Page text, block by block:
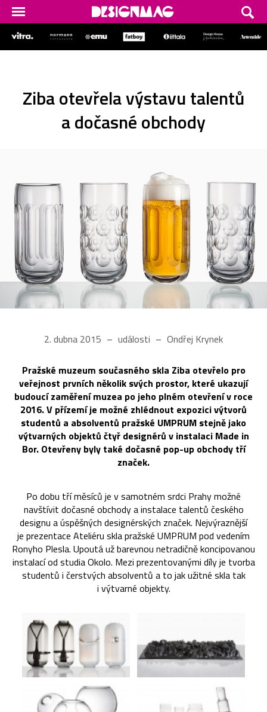
Ziba otevřela výstavu talentů
a dočasné obchody
2. dubna 2015 události Ondřej Krynek
Pražské muzeum současného skla Ziba otevřelo pro
veřejnost prvních několik svých prostor, které ukazují
budoucí zaměření muzea po jeho plném otevření v roce
2016. V přízemí je možné zhlédnout expozici výtvorů
studentů a absolventů pražské UMPRUM stejně jako
výtvarných objektů čtyř designérů v instalaci Made in
Bor. Otevřeny byly také dočasné pop-up obchody tří
značek.
Po dobu tří měsíců je v samotném srdci Prahy možné
navštívit dočasné obchody a instalace talentů českého
designu a úspěšných designérských značek. Nejvýraznější
je prezentace Ateliéru skla pražské UMPRUM pod vedením
Ronyho Plesla. Upoutá už barevnou netradičně koncipovanou
instalací od studia Okolo. Mezi prezentovanými díly je tvorba
studentů i čerstvých absolventů a to jak užitné skla tak
i výtvarné objekty.